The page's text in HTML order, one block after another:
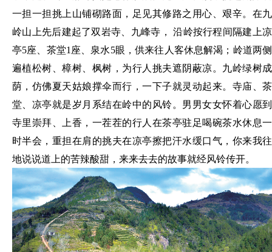
一担一担挑上山铺砌路面，足见其修路之用心、艰辛。在九
岭山 上先后建起了双岩寺、九峰寺， 沿岭按行程间隔建上凉
亭5座、茶堂1座、泉水5眼，供来往人客休息解渴； 岭道两侧
遍植松树、樟树、枫树，为行人挑夫遮阴蔽凉。九岭绿树成
荫，仿佛夏天姑娘撑伞而行，一下子就灵动起来。寺庙、茶
堂、凉亭就是岁月系结在岭中的风铃。男男女女怀着心愿到
寺里崇拜、上香，一茬茬的行人在茶亭驻足喝碗茶水休息一
时半会，重担在肩的挑夫在凉亭擦把汗水缓口气，你来我往
地说说道上的苦辣酸甜，来来去去的故事就经风铃传开。